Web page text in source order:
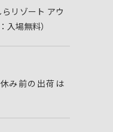
リゾート アウ
入場無料）
み前の出荷は